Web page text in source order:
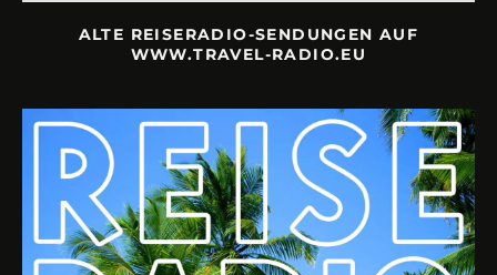
ALTE REISERADIO-SENDUNGEN AUF
WWW.TRAVEL-RADIO.EU